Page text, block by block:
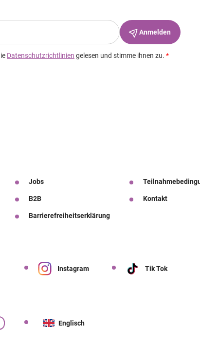
Jobs
B2B Kontakt
Barrierefreiheitserklärung
Instagram Tik Tok
Englisch